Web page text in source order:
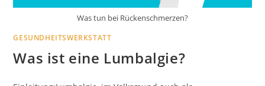
Was tun bei Rückenschmerzen?
GESUNDHEITSWERKSTATT
Was ist eine Lumbalgie?